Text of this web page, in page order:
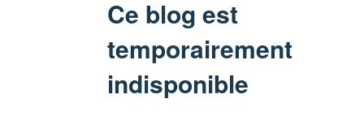
Ce blog est
temporairement
indisponible